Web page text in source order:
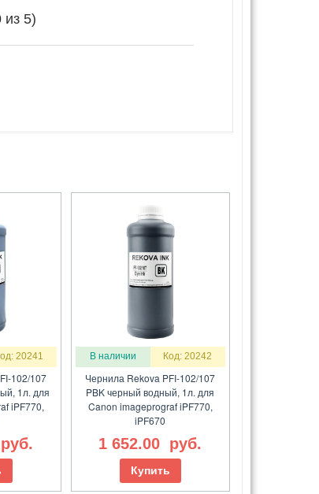
из 5)
20241
102/107
1л. для
iPF770,
руб.
В наличии Код: 20242
Чернила Rekova PFI-102/107
PBK черный водный, 1л. для
Canon imageprograf iPF770,
iPF670
1 652.00 руб.
Купить